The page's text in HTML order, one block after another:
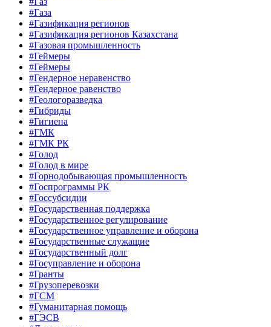
#Газа
#Газификация регионов
#Газификация регионов Казахстана
#Газовая промышленность
#Геймеры
#Геймеры
#Гендерное неравенство
#Гендерное равенство
#Геологоразведка
#Гибриды
#Гигиена
#ГМК
#ГМК РК
#Голод
#Голод в мире
#Горнодобывающая промышленность
#Госпрограммы РК
#Госсубсидии
#Государственная поддержка
#Государственное регулирование
#Государственное управление и оборона
#Государственные служащие
#Государственный долг
#Госуправление и оборона
#Гранты
#Грузоперевозки
#ГСМ
#Гуманитарная помощь
#ГЭСВ